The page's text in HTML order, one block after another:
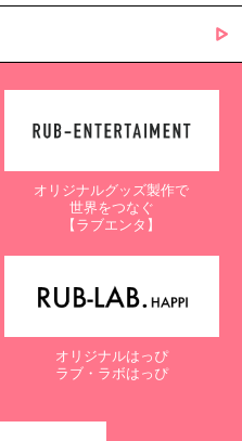
オリジナルグッズ製作で
世界をつなぐ
【ラブエンタ】
オリジナルはっぴ
ラブ・ラボはっぴ